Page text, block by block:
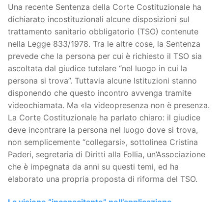
Una recente Sentenza della Corte Costituzionale ha
dichiarato incostituzionali alcune disposizioni sul
trattamento sanitario obbligatorio (TSO) contenute
nella Legge 833/1978. Tra le altre cose, la Sentenza
prevede che la persona per cui è richiesto il TSO sia
ascoltata dal giudice tutelare “nel luogo in cui la
persona si trova”. Tuttavia alcune Istituzioni stanno
disponendo che questo incontro avvenga tramite
videochiamata. Ma «la videopresenza non è presenza.
La Corte Costituzionale ha parlato chiaro: il giudice
deve incontrare la persona nel luogo dove si trova,
non semplicemente “collegarsi», sottolinea Cristina
Paderi, segretaria di Diritti alla Follia, un’Associazione
che è impegnata da anni su questi temi, ed ha
elaborato una propria proposta di riforma del TSO.